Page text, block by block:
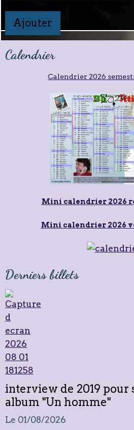
Ajouter
Calendrier
Calendrier 2026
Mini calendrier 2026
Mini calendrier 2026
Derniers billets
interview de 2019 pour
album "Un homme"
Le 01/08/2026